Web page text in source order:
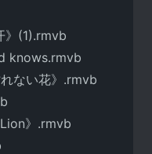
》(1).rmvb
knows.rmvb
ない花》.rmvb
Lion》.rmvb